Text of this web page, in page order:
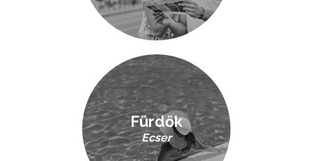
Fürdők
Ecser